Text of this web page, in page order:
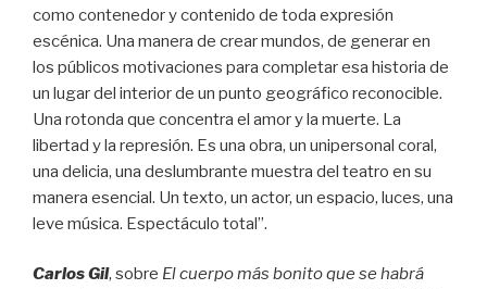
como contenedor y contenido de toda expresión
escénica. Una manera de crear mundos, de generar en
los públicos motivaciones para completar esa historia de
un lugar del interior de un punto geográfico reconocible.
Una rotonda que concentra el amor y la muerte. La
libertad y la represión. Es una obra, un unipersonal coral,
una delicia, una deslumbrante muestra del teatro en su
manera esencial. Un texto, un actor, un espacio, luces, una
leve música. Espectáculo total”.
Carlos Gil, sobre El cuerpo más bonito que se habrá